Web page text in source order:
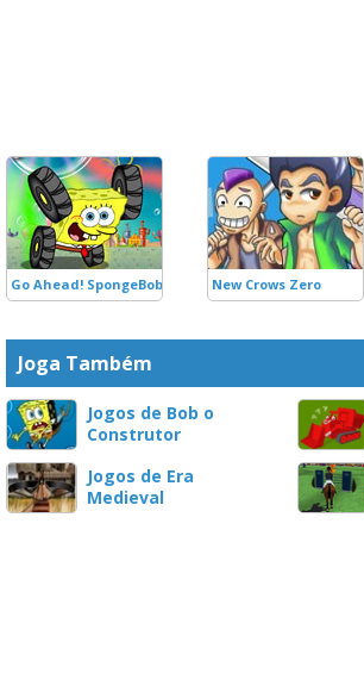
Go Ahead! SpongeBob! New Crows Zero
Joga Também
Jogos de Bob o
Construtor
Jogos de Era
Medieval